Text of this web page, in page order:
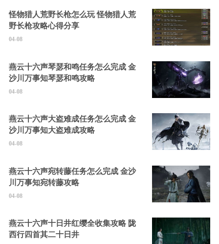
怪物猎人荒野长枪怎么玩 怪物猎人荒
野长枪攻略心得分享
04-08
燕云十六声琴瑟和鸣任务怎么完成 金
沙川万事知琴瑟和鸣攻略
04-08
燕云十六声大盗难成任务怎么完成 金
沙川万事知大盗难成攻略
04-08
燕云十六声宛转藤任务怎么完成 金沙
川万事知宛转藤攻略
04-08
燕云十六声十日井红缨全收集攻略 陇
西行四首其二十日井